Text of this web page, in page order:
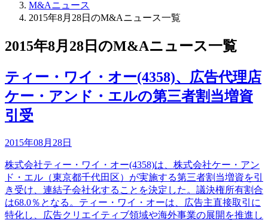
M&Aニュース
2015年8月28日のM&Aニュース一覧
2015年8月28日のM&Aニュース一覧
ティー・ワイ・オー(4358)、広告代理店
ケー・アンド・エルの第三者割当増資
引受
2015年08月28日
株式会社ティー・ワイ・オー(4358)は、株式会社ケー・アン
ド・エル（東京都千代田区）が実施する第三者割当増資を引
き受け、連結子会社化することを決定した。議決権所有割合
は68.0％となる。ティー・ワイ・オーは、広告主直接取引に
特化し、広告クリエイティブ領域や海外事業の展開を推進し